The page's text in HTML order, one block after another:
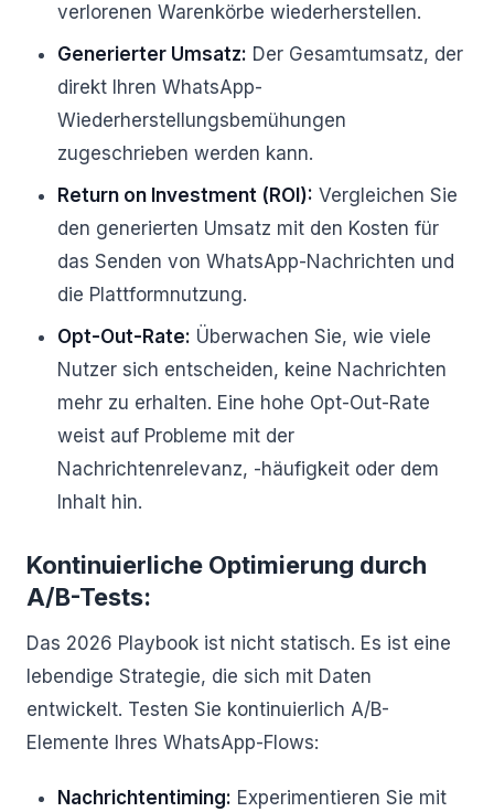
verlorenen Warenkörbe wiederherstellen.
Generierter Umsatz: Der Gesamtumsatz, der
direkt Ihren WhatsApp-
Wiederherstellungsbemühungen
zugeschrieben werden kann.
Return on Investment (ROI): Vergleichen Sie
den generierten Umsatz mit den Kosten für
das Senden von WhatsApp-Nachrichten und
die Plattformnutzung.
Opt-Out-Rate: Überwachen Sie, wie viele
Nutzer sich entscheiden, keine Nachrichten
mehr zu erhalten. Eine hohe Opt-Out-Rate
weist auf Probleme mit der
Nachrichtenrelevanz, -häufigkeit oder dem
Inhalt hin.
Kontinuierliche Optimierung durch
A/B-Tests:
Das 2026 Playbook ist nicht statisch. Es ist eine
lebendige Strategie, die sich mit Daten
entwickelt. Testen Sie kontinuierlich A/B-
Elemente Ihres WhatsApp-Flows:
Nachrichtentiming: Experimentieren Sie mit